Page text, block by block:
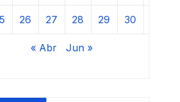
26 27 28 29 30
« Abr Jun »